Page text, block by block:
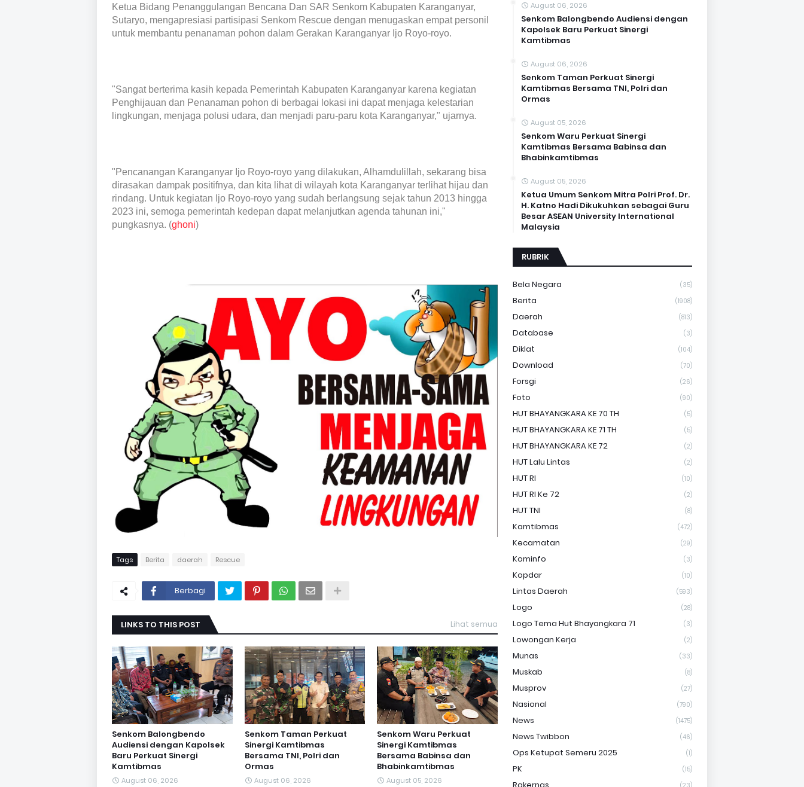
Ketua Bidang Penanggulangan Bencana Dan SAR Senkom Kabupaten Karanganyar,
Sutaryo, mengapresiasi partisipasi Senkom Rescue dengan menugaskan empat personil
untuk membantu penanaman pohon dalam Gerakan Karanganyar Ijo Royo-royo.
"Sangat berterima kasih kepada Pemerintah Kabupaten Karanganyar karena kegiatan
Penghijauan dan Penanaman pohon di berbagai lokasi ini dapat menjaga kelestarian
lingkungan, menjaga polusi udara, dan menjadi paru-paru kota Karanganyar," ujarnya.
"Pencanangan Karanganyar Ijo Royo-royo yang dilakukan, Alhamdulillah, sekarang bisa
dirasakan dampak positifnya, dan kita lihat di wilayah kota Karanganyar terlihat hijau dan
rindang. Untuk kegiatan Ijo Royo-royo yang sudah berlangsung sejak tahun 2013 hingga
2023 ini, semoga pemerintah kedepan dapat melanjutkan agenda tahunan ini,"
pungkasnya. (ghoni)
Tags Berita daerah Rescue
Berbagi
LINKS TO THIS POST Lihat semua
Senkom Balongbendo
Audiensi dengan Kapolsek
Baru Perkuat Sinergi
Kamtibmas
August 06, 2026
Senkom Taman Perkuat
Sinergi Kamtibmas
Bersama TNI, Polri dan
Ormas
August 06, 2026
Senkom Waru Perkuat
Sinergi Kamtibmas
Bersama Babinsa dan
Bhabinkamtibmas
August 05, 2026
August 06, 2026
Senkom Balongbendo Audiensi dengan
Kapolsek Baru Perkuat Sinergi
Kamtibmas
August 06, 2026
Senkom Taman Perkuat Sinergi
Kamtibmas Bersama TNI, Polri dan
Ormas
August 05, 2026
Senkom Waru Perkuat Sinergi
Kamtibmas Bersama Babinsa dan
Bhabinkamtibmas
August 05, 2026
Ketua Umum Senkom Mitra Polri Prof. Dr.
H. Katno Hadi Dikukuhkan sebagai Guru
Besar ASEAN University International
Malaysia
RUBRIK
Bela Negara (35)
Berita (1908)
Daerah (813)
Database (3)
Diklat (104)
Download (70)
Forsgi (26)
Foto (90)
HUT BHAYANGKARA KE 70 TH (5)
HUT BHAYANGKARA KE 71 TH (5)
HUT BHAYANGKARA KE 72 (2)
HUT Lalu Lintas (2)
HUT RI (10)
HUT RI Ke 72 (2)
HUT TNI (8)
Kamtibmas (472)
Kecamatan (29)
Kominfo (3)
Kopdar (10)
Lintas Daerah (593)
Logo (28)
Logo Tema Hut Bhayangkara 71 (3)
Lowongan Kerja (2)
Munas (33)
Muskab (8)
Musprov (27)
Nasional (790)
News (1475)
News Twibbon (46)
Ops Ketupat Semeru 2025 (1)
PK (15)